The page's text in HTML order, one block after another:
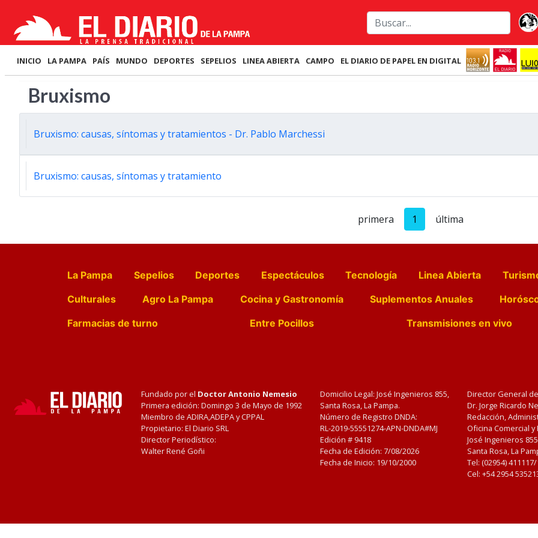
INICIO LA PAMPA PAÍS MUNDO DEPORTES SEPELIOS LINEA ABIERTA CAMPO EL DIARIO DE PAPEL EN DIGITAL
Bruxismo
Bruxismo: causas, síntomas y tratamientos - Dr. Pablo Marchessi
Bruxismo: causas, síntomas y tratamiento
primera 1 última
La Pampa Sepelios Deportes Espectáculos Tecnología Linea Abierta
Culturales
Agro La Pampa Cocina y Gastronomía Suplementos Anuales
Farmacias de turno
Entre Pocillos Transmisiones en vivo
Fundado por el Doctor Antonio Nemesio
Primera edición: Domingo 3 de Mayo de 1992
Miembro de ADIRA,ADEPA y CPPAL
Propietario: El Diario SRL
Director Periodístico:
Walter René Goñi
Domicilio Legal: José Ingenieros 855,
Santa Rosa, La Pampa.
Número de Registro DNDA:
RL-2019-55551274-APN-DNDA#MJ
Edición # 9418
Fecha de Edición: 7/08/2026
Fecha de Inicio: 19/10/2000
Director General
Dr. Jorge Ricardo
Redacción,
Oficina Comercial
José Ingenieros
Santa Rosa, La
Tel: (02954)
Cel: +54 2954